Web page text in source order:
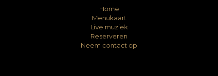
Home
Menukaart
Live muziek
Reserveren
Neem contact op